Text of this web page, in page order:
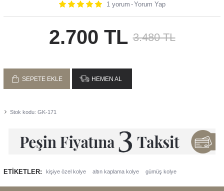
Stok kodu: GK-171
1 yorum -Yorum Yap
3.480 TL
2.700 TL
SEPETE EKLE HEMEN AL
ETIKETLER: kişiye özel kolye altın kaplama kolye gümüş kolye